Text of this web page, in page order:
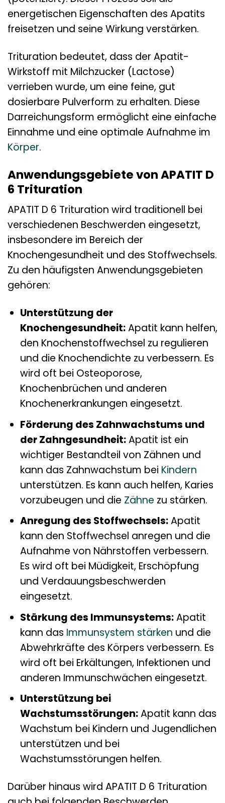
energetischen Eigenschaften des Apatits
freisetzen und seine Wirkung verstärken.
Trituration bedeutet, dass der Apatit-
Wirkstoff mit Milchzucker (Lactose)
verrieben wurde, um eine feine, gut
dosierbare Pulverform zu erhalten. Diese
Darreichungsform ermöglicht eine einfache
Einnahme und eine optimale Aufnahme im
Körper.
Anwendungsgebiete von APATIT D
6 Trituration
APATIT D 6 Trituration wird traditionell bei
verschiedenen Beschwerden eingesetzt,
insbesondere im Bereich der
Knochengesundheit und des Stoffwechsels.
Zu den häufigsten Anwendungsgebieten
gehören:
Unterstützung der
Knochengesundheit:Apatit kann helfen,
den Knochenstoffwechsel zu regulieren
und die Knochendichte zu verbessern. Es
wird oft bei Osteoporose,
Knochenbrüchen und anderen
Knochenerkrankungen eingesetzt.
Förderung des Zahnwachstums und
der Zahngesundheit:Apatit ist ein
wichtiger Bestandteil von Zähnen und
kann das Zahnwachstum bei Kindern
unterstützen. Es kann auch helfen, Karies
vorzubeugen und die Zähne zu stärken.
Anregung des Stoffwechsels:Apatit
kann den Stoffwechsel anregen und die
Aufnahme von Nährstoffen verbessern.
Es wird oft bei Müdigkeit, Erschöpfung
und Verdauungsbeschwerden
eingesetzt.
Stärkung des Immunsystems:Apatit
kann das Immunsystem stärken und die
Abwehrkräfte des Körpers verbessern. Es
wird oft bei Erkältungen, Infektionen und
anderen Immunschwächen eingesetzt.
Unterstützung bei
Wachstumsstörungen:Apatit kann das
Wachstum bei Kindern und Jugendlichen
unterstützen und bei
Wachstumsstörungen helfen.
Darüber hinaus wird APATIT D 6 Trituration